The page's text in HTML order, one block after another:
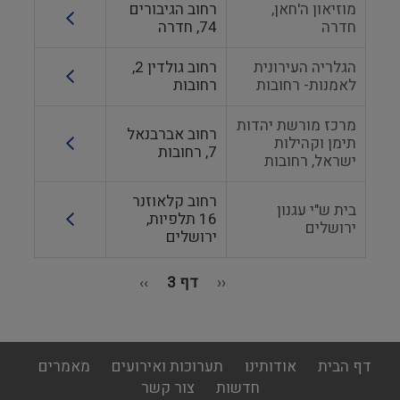
מוזיאון ה'חאן,
חדרה
רחוב הגיבורים
74, חדרה
הגלריה העירונית
לאמנות- רחובות
רחוב גולדין 2,
רחובות
מרכז מורשת יהדות
תימן וקהילות
ישראל, רחובות
רחוב אברבנאל
7, רחובות
בית ש"י עגנון
ירושלים
רחוב קלאוזנר
16 תלפיות,
ירושלים
הדף
‹‹ דף 3
הדף
››
footer
menu
דף הבית אודותינו תערוכות ואירועים
מאמרים
חדשות
צור קשר